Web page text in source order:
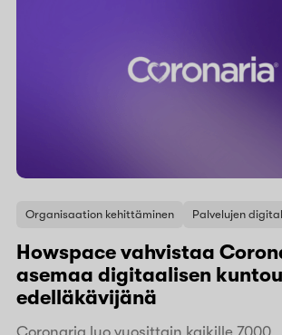
Organisaation kehittäminen Palvelujen
Howspace vahvistaa
asemaa digitaalisen
edelläkävijänä